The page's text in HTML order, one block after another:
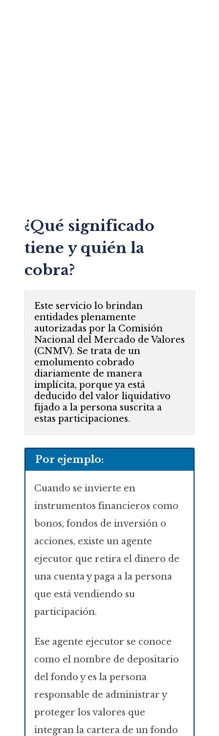
¿Qué significado
tiene y quién la
cobra?
Este servicio lo brindan
entidades plenamente
autorizadas por la Comisión
Nacional del Mercado de Valores
(CNMV). Se trata de un
emolumento cobrado
diariamente de manera
implícita, porque ya está
deducido del valor liquidativo
fijado a la persona suscrita a
estas participaciones.
Por ejemplo:
Cuando se invierte en
instrumentos financieros como
bonos, fondos de inversión o
acciones, existe un agente
ejecutor que retira el dinero de
una cuenta y paga a la persona
que está vendiendo su
participación.
Ese agente ejecutor se conoce
como el nombre de depositario
del fondo y es la persona
responsable de administrar y
proteger los valores que
integran la cartera de un fondo